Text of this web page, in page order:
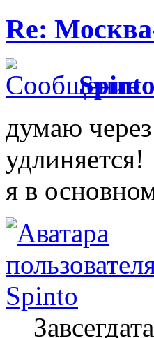
Re:
Spinto
думаю
удлиняется!
я в
Spinto